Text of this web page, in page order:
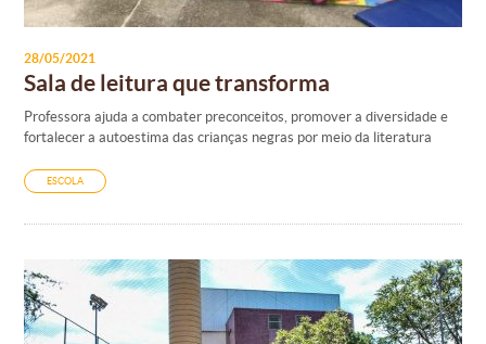
28/05/2021
Sala de leitura que transforma
Professora ajuda a combater preconceitos, promover a diversidade e
fortalecer a autoestima das crianças negras por meio da literatura
ESCOLA